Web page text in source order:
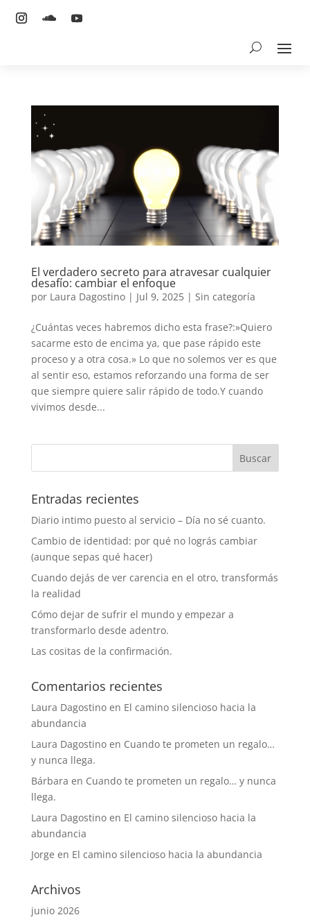
El verdadero secreto para atravesar cualquier
desafío: cambiar el enfoque
por Laura Dagostino| Jul 9, 2025| Sin categoría
¿Cuántas veces habremos dicho esta frase?:»Quiero
sacarme esto de encima ya, que pase rápido este
proceso y a otra cosa.» Lo que no solemos ver es que
al sentir eso, estamos reforzando una forma de ser
que siempre quiere salir rápido de todo.Y cuando
vivimos desde...
Entradas recientes
Diario intimo puesto al servicio – Día no sé cuanto.
Cambio de identidad: por qué no lográs cambiar
(aunque sepas qué hacer)
Cuando dejás de ver carencia en el otro, transformás
la realidad
Cómo dejar de sufrir el mundo y empezar a
transformarlo desde adentro.
Las cositas de la confirmación.
Comentarios recientes
Laura Dagostinoen El camino silencioso hacia la
abundancia
Laura Dagostinoen Cuando te prometen un regalo…
y nunca llega.
Bárbara en Cuando te prometen un regalo… y nunca
llega.
Laura Dagostinoen El camino silencioso hacia la
abundancia
Jorge en El camino silencioso hacia la abundancia
Archivos
junio 2026